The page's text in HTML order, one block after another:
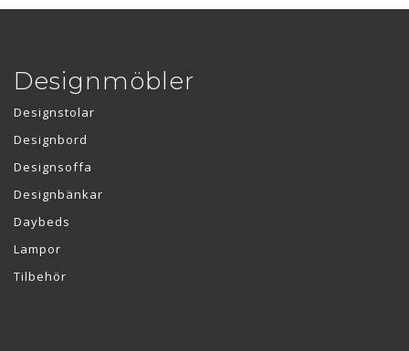
Designmöbler
Designstolar
Designbord
Designsoffa
Designbänkar
Daybeds
Lampor
Tilbehör